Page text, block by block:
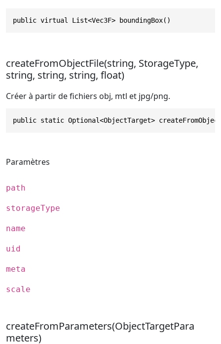
public virtual List<Vec3F> boundingBox()
createFromObjectFile(string, StorageType,
string, string, string, float)
Créer à partir de fichiers obj, mtl et jpg/png.
public static Optional<ObjectTarget>
Paramètres
path
storageType
name
uid
meta
scale
createFromParameters(ObjectTargetPara
meters)